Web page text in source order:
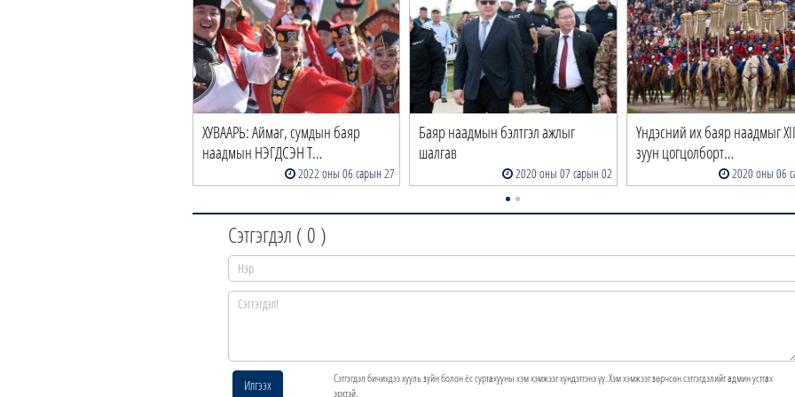
ХУВААРЬ: Аймаг, сумдын баяр
наадмын НЭГДСЭН Т…
2022 оны 06 сарын 27
Баяр наадмын бэлтгэл ажлыг
шалгав
2020 оны 07 сарын 02
Үндэсний их баяр наадмыг
зуун цогцолборт…
2020 оны 06
Сэтгэгдэл ( 0 )
Илгээх
Сэтгэгдэл бичихдээ хууль зүйн болон ёс суртахууны хэм хэмжээг хүндэтгэнэ үү. Хэм хэмжээг зөрчсөн сэтгэгдэлийг админ устгах
эрхтэй.